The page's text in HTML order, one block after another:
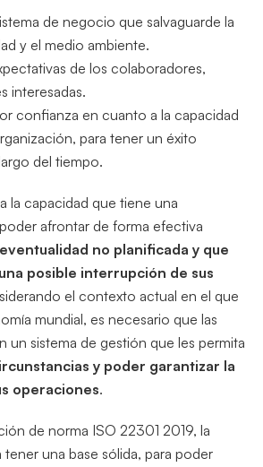
de negocio que salvaguarde la
y el medio ambiente.
de los colaboradores,
interesadas.
confianza en cuanto a la capacidad
para tener un éxito
del tiempo.
la capacidad que tiene una
afrontar de forma efectiva
no planificada y que
posible interrupción de sus
el contexto actual en el que
mundial, es necesario que las
un sistema de gestión que les permita
y poder garantizar la
operaciones.
de norma ISO 22301 2019, la
una base sólida, para poder